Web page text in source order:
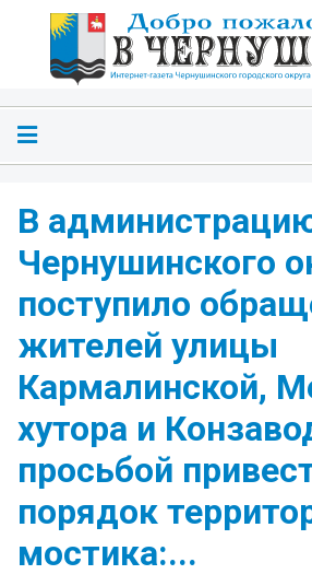
В
Чернушинского
поступило
жителей улицы
Кармалинской,
хутора и
просьбой
порядок
мостика:...